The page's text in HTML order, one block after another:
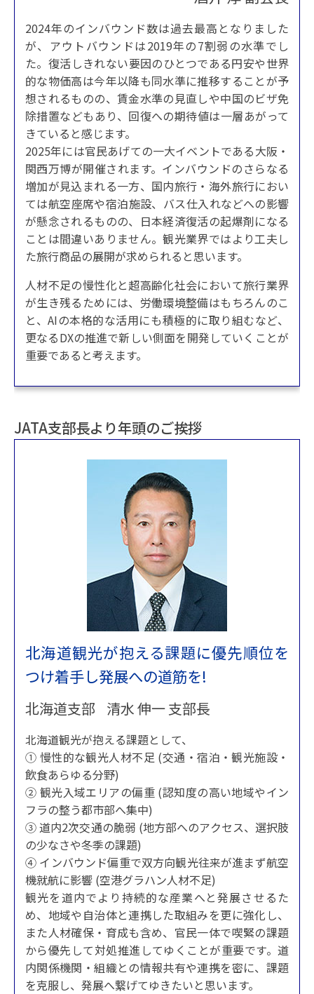
2024年のインバウンド数は過去最高となりました
が、アウトバウンドは2019年の7割弱の水準でし
た。復活しきれない要因のひとつである円安や世界
的な物価高は今年以降も同水準に推移することが予
想されるものの、賃金水準の見直しや中国のビザ免
除措置などもあり、回復への期待値は一層あがって
きていると感じます。
2025年には官民あげての一大イベントである大阪・
関西万博が開催されます。インバウンドのさらなる
増加が見込まれる一方、国内旅行・海外旅行におい
ては航空座席や宿泊施設、バス仕入れなどへの影響
が懸念されるものの、日本経済復活の起爆剤になる
ことは間違いありません。観光業界ではより工夫し
た旅行商品の展開が求められると思います。
人材不足の慢性化と超高齢化社会において旅行業界
が生き残るためには、労働環境整備はもちろんのこ
と、AIの本格的な活用にも積極的に取り組むなど、
更なるDXの推進で新しい側面を開発していくことが
重要であると考えます。
JATA支部長より年頭のご挨拶
北海道観光が抱える課題に優先順位を
つけ着手し発展への道筋を!
北海道支部 清水 伸一 支部長
北海道観光が抱える課題として、
① 慢性的な観光人材不足 (交通・宿泊・観光施設・
飲食あらゆる分野)
② 観光入域エリアの偏重 (認知度の高い地域やイン
フラの整う都市部へ集中)
③ 道内2次交通の脆弱 (地方部へのアクセス、選択肢
の少なさや冬季の課題)
④ インバウンド偏重で双方向観光往来が進まず航空
機就航に影響 (空港グラハン人材不足)
観光を道内でより持続的な産業へと発展させるた
め、地域や自治体と連携した取組みを更に強化し、
また人材確保・育成も含め、官民一体で喫緊の課題
から優先して対処推進してゆくことが重要です。道
内関係機関・組織との情報共有や連携を密に、課題
を克服し、発展へ繋げてゆきたいと思います。